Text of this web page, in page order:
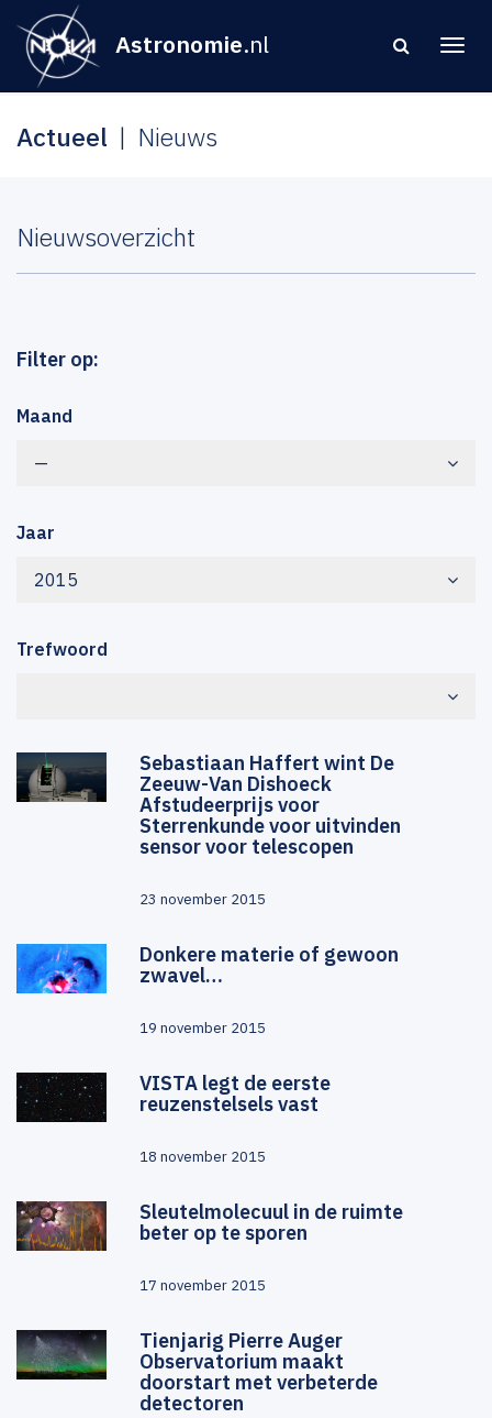
Astronomie.nl
Actueel Nieuws
Nieuwsoverzicht
Filter op:
Maand
—
Jaar
2015
Trefwoord
Sebastiaan Haffert wint De
Zeeuw-Van Dishoeck
Afstudeerprijs voor
Sterrenkunde voor uitvinden
sensor voor telescopen
23 november 2015
Donkere materie of gewoon
zwavel…
19 november 2015
VISTA legt de eerste
reuzenstelsels vast
18 november 2015
Sleutelmolecuul in de ruimte
beter op te sporen
17 november 2015
Tienjarig Pierre Auger
Observatorium maakt
doorstart met verbeterde
detectoren